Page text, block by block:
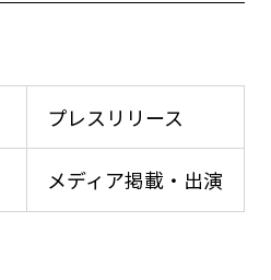
プレスリリース
メディア掲載・出演